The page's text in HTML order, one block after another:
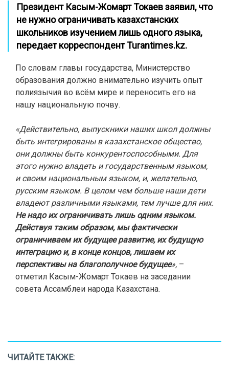
Президент Касым-Жомарт Токаев заявил, что
не нужно ограничивать казахстанских
школьников изучением лишь одного языка,
передает корреспондентTurantimes.kz.
По словам главы государства, Министерство
образования должно внимательно изучить опыт
полиязычия во всём мире и переносить его на
нашу национальную почву.
«Действительно, выпускники наших школ должны
быть интегрированы в казахстанское общество,
они должны быть конкурентоспособными. Для
этого нужно владеть и государственным языком,
и своим национальным языком, и, желательно,
русским языком. В целом чем больше наши дети
владеют различными языками, тем лучше для них.
Не надо их ограничивать лишь одним языком.
Действуя таким образом, мы фактически
ограничиваем их будущее развитие, их будущую
интеграцию и, в конце концов, лишаем их
перспективы на благополучное будущее», –
отметил Касым-Жомарт Токаев на заседании
совета Ассамблеи народа Казахстана.
ЧИТАЙТЕ ТАКЖЕ: